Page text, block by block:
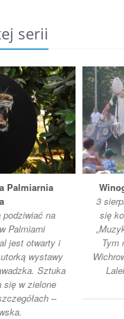
serii
Palmiarnia
na
Palmiarni
jest otwarty i
wystawy
Sztuka
się w zielone
–
3
się
Tym